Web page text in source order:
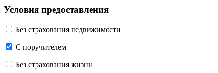
Условия предоставления
Без страхования недвижимости
C поручителем
Без страхования жизни